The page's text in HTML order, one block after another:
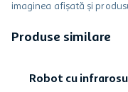
imaginea afișată și
Produse similare